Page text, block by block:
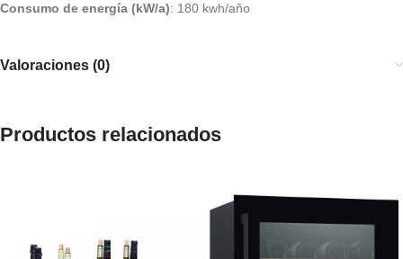
Consumo de energía (kW/a): 180 kwh/año
Valoraciones (0)
Productos relacionados